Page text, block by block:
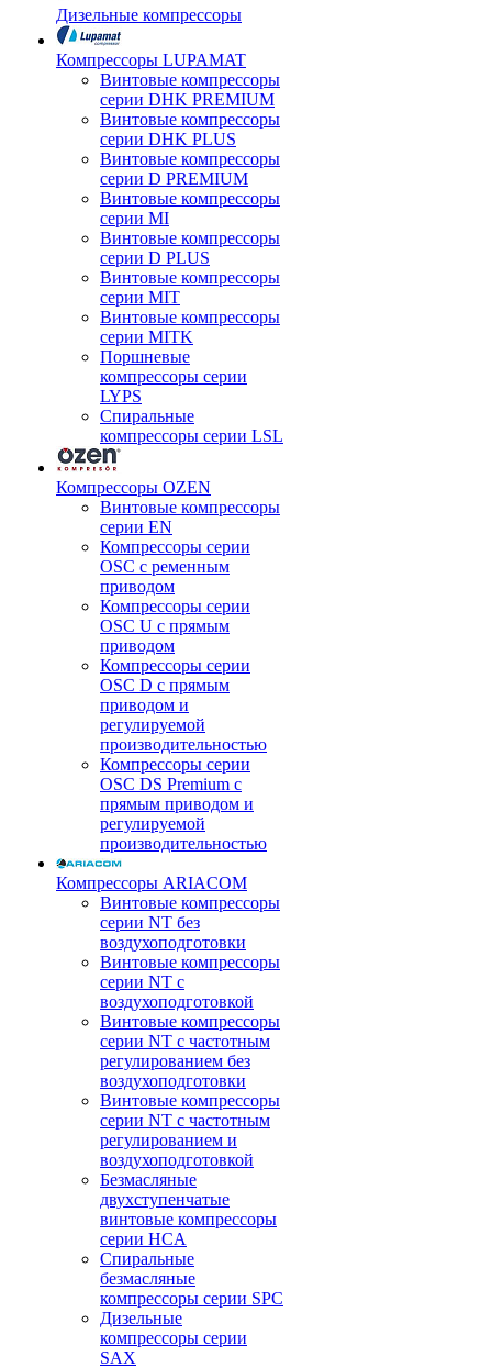
Дизельные компрессоры
Компрессоры LUPAMAT
Винтовые компрессоры
серии DHK PREMIUM
Винтовые компрессоры
серии DHK PLUS
Винтовые компрессоры
серии D PREMIUM
Винтовые компрессоры
серии MI
Винтовые компрессоры
серии D PLUS
Винтовые компрессоры
серии MIT
Винтовые компрессоры
серии MITK
Поршневые
компрессоры серии
LYPS
Спиральные
компрессоры серии LSL
Компрессоры OZEN
Винтовые компрессоры
серии EN
Компрессоры серии
OSC с ременным
приводом
Компрессоры серии
OSC U с прямым
приводом
Компрессоры серии
OSC D с прямым
приводом и
регулируемой
производительностью
Компрессоры серии
OSC DS Premium с
прямым приводом и
регулируемой
производительностью
Компрессоры ARIACOM
Винтовые компрессоры
серии NT без
воздухоподготовки
Винтовые компрессоры
серии NT c
воздухоподготовкой
Винтовые компрессоры
серии NT с частотным
регулированием без
воздухоподготовки
Винтовые компрессоры
серии NT с частотным
регулированием и
воздухоподготовкой
Безмасляные
двухступенчатые
винтовые компрессоры
серии HCA
Спиральные
безмасляные
компрессоры серии SPC
Дизельные
компрессоры серии
SAX